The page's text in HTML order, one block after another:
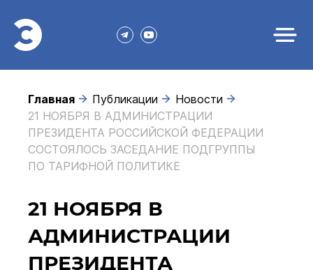
Главная Публикации
Новости
21 НОЯБРЯ В АДМИНИСТРАЦИИ
ПРЕЗИДЕНТА РОССИЙСКОЙ ФЕДЕРАЦИИ
СОСТОЯЛОСЬ ЗАСЕДАНИЕ ПОДГРУППЫ
ПО ТАРИФНОЙ ПОЛИТИКЕ
21 НОЯБРЯ В
АДМИНИСТРАЦИИ
ПРЕЗИДЕНТА